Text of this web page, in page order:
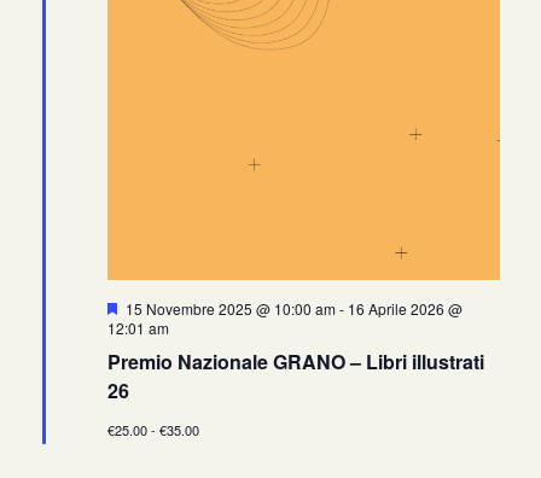
Segnalati
15 Novembre 2025 @ 10:00 am- 16 Aprile 2026 @
12:01 am
Premio Nazionale GRANO – Libri illustrati
26
€25.00 - €35.00